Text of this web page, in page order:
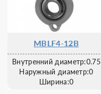
MBLF4-12B
Внутренний диаметр:0.75
Наружный диаметр:0
Ширина:0